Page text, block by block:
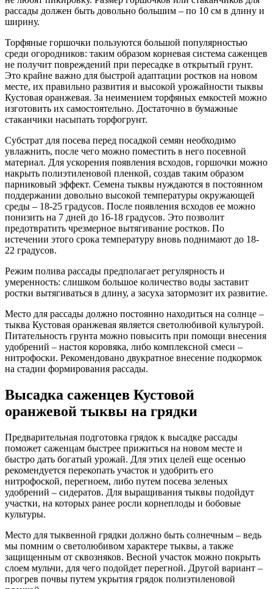
рассады должен быть довольно большим – по 10 см в длину и
ширину.
Торфяные горшочки пользуются большой популярностью
среди огородников: таким образом корневая система саженцев
не получит повреждений при пересадке в открытый грунт.
Это крайне важно для быстрой адаптации ростков на новом
месте, их правильно развития и высокой урожайности тыквы
Кустовая оранжевая. За неимением торфяных емкостей можно
изготовить их самостоятельно. Достаточно в бумажные
стаканчики насыпать торфогрунт.
Субстрат для посева перед посадкой семян необходимо
увлажнить, после чего можно поместить в него посевной
материал. Для ускорения появления всходов, горшочки можно
накрыть полиэтиленовой пленкой, создав таким образом
парниковый эффект. Семена тыквы нуждаются в постоянном
поддержании довольно высокой температуры окружающей
среды – 18-25 градусов. После появления всходов ее можно
понизить на 7 дней до 16-18 градусов. Это позволит
предотвратить чрезмерное вытягивание ростков. По
истечении этого срока температуру вновь поднимают до 18-
22 градусов.
Режим полива рассады предполагает регулярность и
умеренность: слишком большое количество воды заставит
ростки вытягиваться в длину, а засуха затормозит их развитие.
Место для рассады должно постоянно находиться на солнце –
тыква Кустовая оранжевая является светолюбивой культурой.
Питательность грунта можно повысить при помощи внесения
удобрений – настоя коровяка, либо комплексной смеси –
нитрофоски. Рекомендовано двукратное внесение подкормок
на стадии формирования рассады.
Высадка саженцев Кустовой
оранжевой тыквы на грядки
Предварительная подготовка грядок к высадке рассады
поможет саженцам быстрее прижиться на новом месте и
быстро дать богатый урожай. Для этих целей еще осенью
рекомендуется перекопать участок и удобрить его
нитрофоской, перегноем, либо путем посева зеленых
удобрений – сидератов. Для выращивания тыквы подойдут
участки, на которых ранее росли корнеплоды и бобовые
культуры.
Место для тыквенной грядки должно быть солнечным – ведь
мы помним о светолюбивом характере тыквы, а также
защищенным от сквозняков. Весной участок можно покрыть
слоем мульчи, для чего подойдет перегной. Другой вариант –
прогрев почвы путем укрытия грядок полиэтиленовой